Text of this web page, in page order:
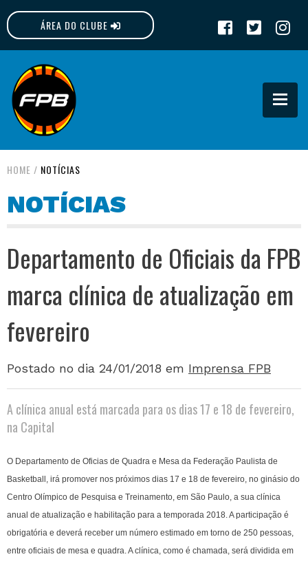
ÁREA DO CLUBE
FPB
HOME / NOTÍCIAS
NOTÍCIAS
Departamento de Oficiais da FPB
marca clínica de atualização em
fevereiro
Postado no dia 24/01/2018 em Imprensa FPB
A clínica anual está marcada para os dias 17 e 18 de fevereiro,
na Capital
O Departamento de Oficias de Quadra e Mesa da Federação Paulista de
Basketball, irá promover nos próximos dias 17 e 18 de fevereiro, no ginásio do
Centro Olímpico de Pesquisa e Treinamento, em São Paulo, a sua clínica
anual de atualização e habilitação para a temporada 2018. A participação é
obrigatória e deverá receber um número estimado em torno de 250 pessoas,
entre oficiais de mesa e quadra. A clínica, como é chamada, será dividida em